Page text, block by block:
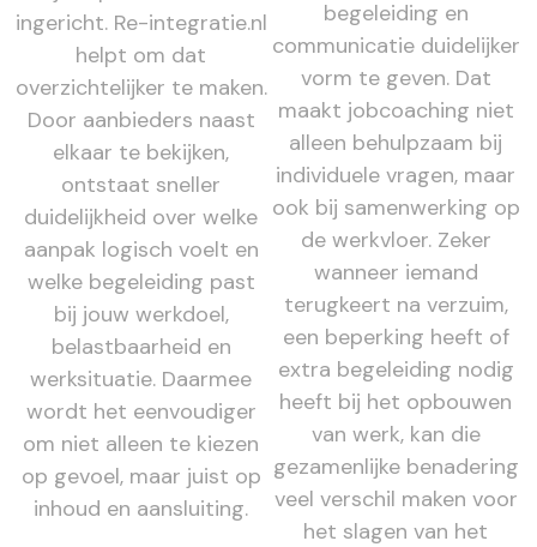
ingericht. Re-integratie.nl
helpt om dat
overzichtelijker te maken.
Door aanbieders naast
elkaar te bekijken,
ontstaat sneller
duidelijkheid over welke
aanpak logisch voelt en
welke begeleiding past
bij jouw werkdoel,
belastbaarheid en
werksituatie. Daarmee
wordt het eenvoudiger
om niet alleen te kiezen
op gevoel, maar juist op
inhoud en aansluiting.
begeleiding en
communicatie duidelijker
vorm te geven. Dat
maakt jobcoaching niet
alleen behulpzaam bij
individuele vragen, maar
ook bij samenwerking op
de werkvloer. Zeker
wanneer iemand
terugkeert na verzuim,
een beperking heeft of
extra begeleiding nodig
heeft bij het opbouwen
van werk, kan die
gezamenlijke benadering
veel verschil maken voor
het slagen van het